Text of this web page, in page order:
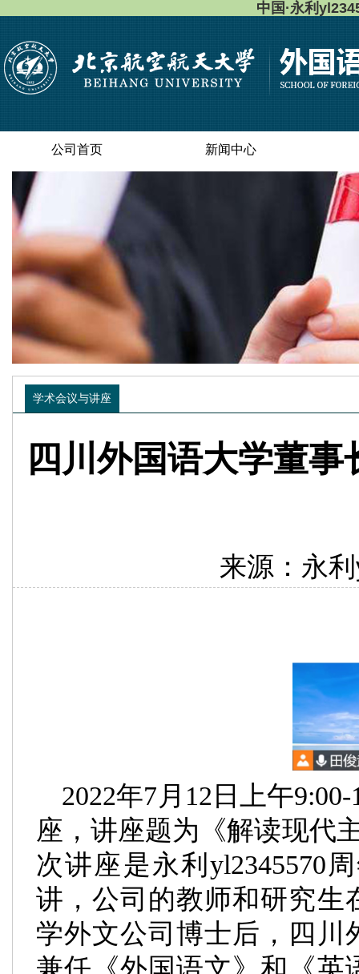
中国·永利
公司首页 新闻中心
学术会议与讲座
四川外国语大学董
来源：永
2022年7 月 12 日上午9:00-
座，讲座题为《解读现
次讲座是永利yl2345570
讲，公司的教师和研究生
学外文公司博士后，四川
兼任《外国语文》和《英